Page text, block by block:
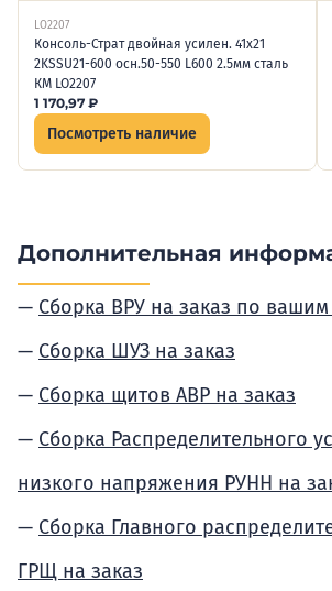
LO2207
Консоль-Страт двойная усилен. 41х21
2KSSU21-600 осн.50-550 L600 2.5мм сталь
КМ LO2207
1 170,97 ₽
Посмотреть наличие
Дополнительная
Сборка ВРУ на заказ по
Сборка ШУЗ на заказ
Сборка щитов АВР на заказ
Сборка Распределительного
низкого напряжения РУНН на
Сборка Главного
ГРЩ на заказ